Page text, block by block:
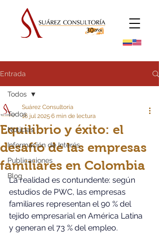
Entrada
Todos
Noticias
Información de Interés
Publicaciones
Blog
Todos
Equilibrio y éxito: el
desafío de las empresas
familiares en Colombia
Suárez Consultoría
16 jul 2025 6 min de lectura
La realidad es contundente: según
estudios de PWC, las empresas
familiares representan el 90 % del
tejido empresarial en América Latina
y generan el 73 % del empleo.